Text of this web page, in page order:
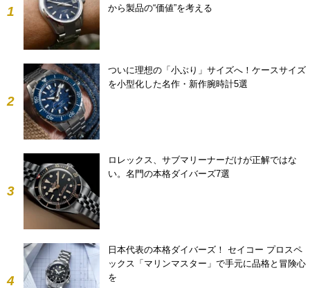
1
から製品の“価値”を考える
2
ついに理想の「小ぶり」サイズへ！ケースサイズ
を小型化した名作・新作腕時計5選
3
ロレックス、サブマリーナーだけが正解ではな
い。名門の本格ダイバーズ7選
4
日本代表の本格ダイバーズ！ セイコー プロスペ
ックス「マリンマスター」で手元に品格と冒険心
を